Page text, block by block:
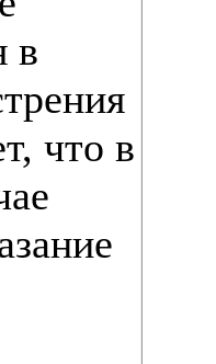
в
что в